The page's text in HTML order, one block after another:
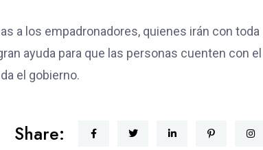
a los empadronadores, quienes irán con toda
ayuda para que las personas cuenten con el
el gobierno.
Share: